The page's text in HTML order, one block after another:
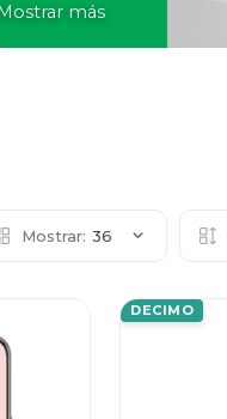
más
Mostrar: 36
DECIMO